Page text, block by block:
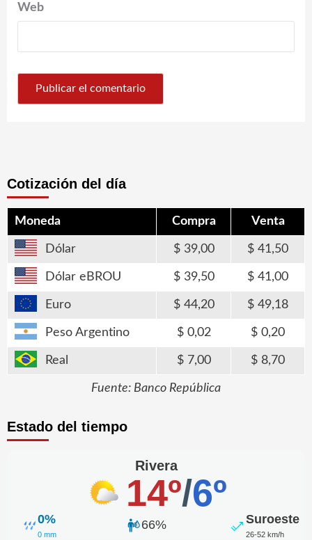
Web
Cotización del día
Moneda Compra Venta
Dólar 39,00 41,50
Dólar eBROU 39,50 41,00
Euro 44,20 49,18
Peso Argentino 0,02 0,20
Real 7,00 8,70
Fuente: Banco República
Estado del tiempo
Rivera
14º/6º
0%
0 mm
66% Suroeste
26-52 km/h